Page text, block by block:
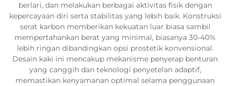
berlari, dan melakukan berbagai aktivitas fisik dengan
kepercayaan diri serta stabilitas yang lebih baik. Konstruksi
serat karbon memberikan kekuatan luar biasa sambil
mempertahankan berat yang minimal, biasanya 30-40%
lebih ringan dibandingkan opsi prostetik konvensional.
Desain kaki ini mencakup mekanisme penyerap benturan
yang canggih dan teknologi penyetelan adaptif,
memastikan kenyamanan optimal selama penggunaan